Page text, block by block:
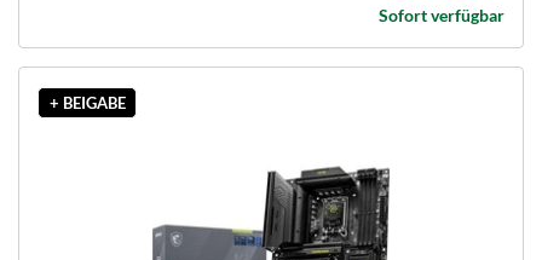
Sofort verfügbar
+ BEIGABE